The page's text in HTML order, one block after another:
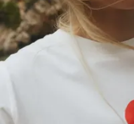
Viewing image 1 of 6